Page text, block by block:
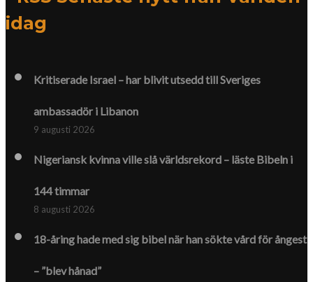
idag
Kritiserade Israel – har blivit utsedd till Sveriges
ambassadör i Libanon
9 augusti 2026
Nigeriansk kvinna ville slå världs­rekord – läste Bibeln i
144 timmar
8 augusti 2026
18-åring hade med sig bibel när han sökte vård för ångest
– ”blev hånad”